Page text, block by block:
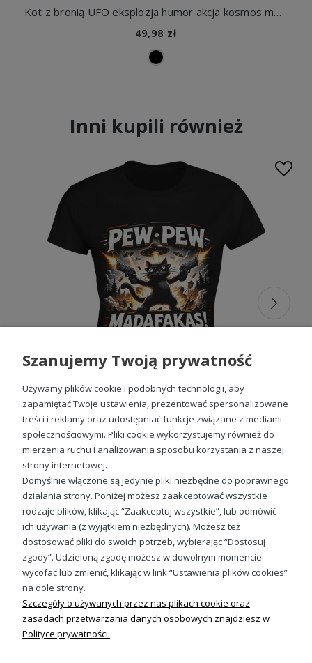
Kot z bronią UFO eksplozja humor akcja kosmos mem styl gangsta Damska koszulka
49,98 zł
Inni kupili również
Kot z bronią UFO eksplozja humor akcja kosmos mem styl gangsta Damska koszulka
Sprawdź nasze social media
Szanujemy Twoją prywatność
Używamy plików cookie i podobnych technologii, aby
zapamiętać Twoje ustawienia, prezentować spersonalizowane
treści i reklamy oraz udostępniać funkcje związane z mediami
społecznościowymi. Pliki cookie wykorzystujemy również do
mierzenia ruchu i analizowania sposobu korzystania z naszej
strony internetowej.
Domyślnie włączone są jedynie pliki niezbędne do poprawnego
działania strony. Poniżej możesz zaakceptować wszystkie
rodzaje plików, klikając “Zaakceptuj wszystkie”, lub odmówić
ich używania (z wyjątkiem niezbędnych). Możesz też
dostosować pliki do swoich potrzeb, wybierając “Dostosuj
zgody”. Udzieloną zgodę możesz w dowolnym momencie
wycofać lub zmienić, klikając w link “Ustawienia plików cookies”
na dole strony.
Szczegóły o używanych przez nas plikach cookie oraz
zasadach przetwarzania danych osobowych znajdziesz w
Polityce prywatności.